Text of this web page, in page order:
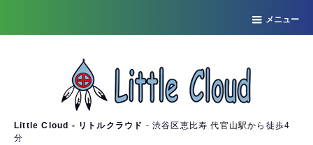
メニュー
Little Cloud - リトルクラウド - 渋谷区恵比寿 代官山駅から徒歩4
分